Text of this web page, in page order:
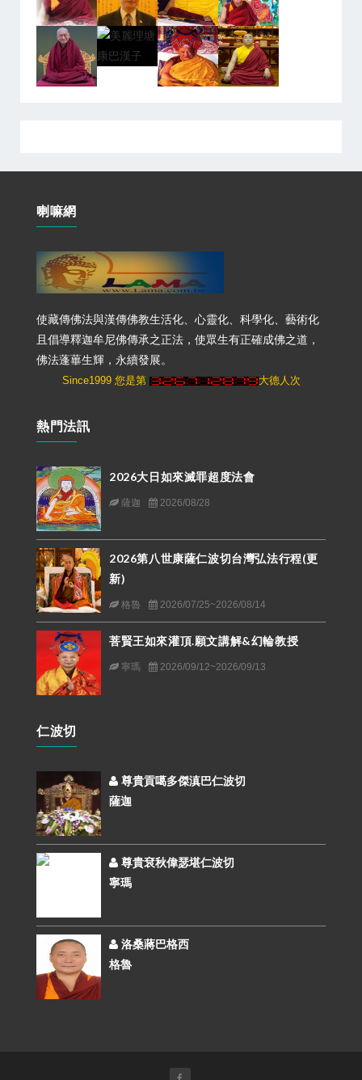
喇嘛網
使藏傳佛法與漢傳佛教生活化、心靈化、科學化、藝術化
且倡導釋迦牟尼佛傳承之正法，使眾生有正確成佛之道，
佛法蓬蓽生輝，永續發展。
Since1999 您是第 大德人次
熱門法訊
2026大日如來滅罪超度法會
薩迦 2026/08/28
2026第八世康薩仁波切台灣弘法行程(更
新)
格魯 2026/07/25~2026/08/14
菩賢王如來灌頂.願文講解&幻輪教授
寧瑪 2026/09/12~2026/09/13
仁波切
尊貴貢噶多傑滇巴仁波切
薩迦
尊貴袞秋偉瑟堪仁波切
寧瑪
洛桑蔣巴格西
格魯